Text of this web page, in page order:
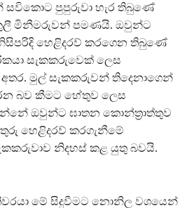
සවිකොට පුපුරුවා හැර තිබුණේ
මිනීමරුවන් පමණයි. ඔවුන්ට
හෙළිදරව් කරගෙන තිබුණේ
සැකකරුවෙක් ලෙස
අතර. මුල් සැකකරුවන් තිදෙනාගෙන්
බව කීමට හේතුව ලෙස
ඔවුන්ට ඝාතන කොන්ත්‍රාත්තුව
හෙළිදරව් කරගැනීමේ
නිදහස් කළ යුතු බවයි.
මේ සිදුවීමට නොනිල වශයෙන්